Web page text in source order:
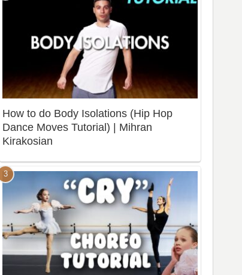
How to do Body Isolations (Hip Hop
Dance Moves Tutorial) | Mihran
Kirakosian